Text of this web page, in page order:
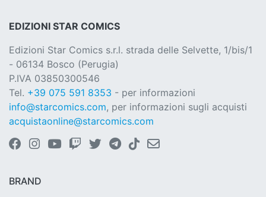
EDIZIONI STAR COMICS
Edizioni Star Comics s.r.l. strada delle Selvette, 1/bis/1
- 06134 Bosco (Perugia)
P.IVA 03850300546
Tel. +39 075 591 8353 - per informazioni
info@starcomics.com, per informazioni sugli acquisti
acquistaonline@starcomics.com
BRAND